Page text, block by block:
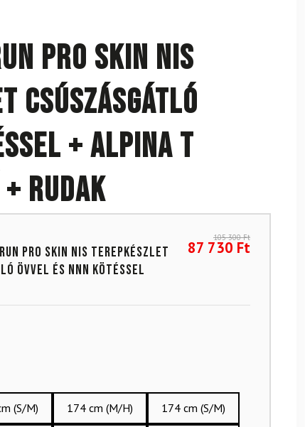
Pro SKIN NIS
csúszásgátló
+ Alpina T
rudak
Pro SKIN NIS terepkészlet
övvel és NNN kötéssel
105 300Ft
87 730 Ft
(S/M) 174 cm (M/H) 174 cm (S/M)